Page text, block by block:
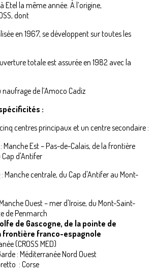
Etel la même année. À l’origine,
dont
en 1967, se développent sur toutes les
totale est assurée en 1982 avec la
de l’Amoco Cadiz
:
centres principaux et un centre secondaire :
: Manche Est – Pas-de-Calais, de la frontière
d'Antifer
: Manche centrale, du Cap d'Antifer au Mont-
Manche Ouest – mer d'Iroise, du Mont-Saint-
de Penmarch
de Gascogne, de la pointe de
frontière franco-espagnole
(CROSS MED)
: Méditerranée Nord Ouest
: Corse